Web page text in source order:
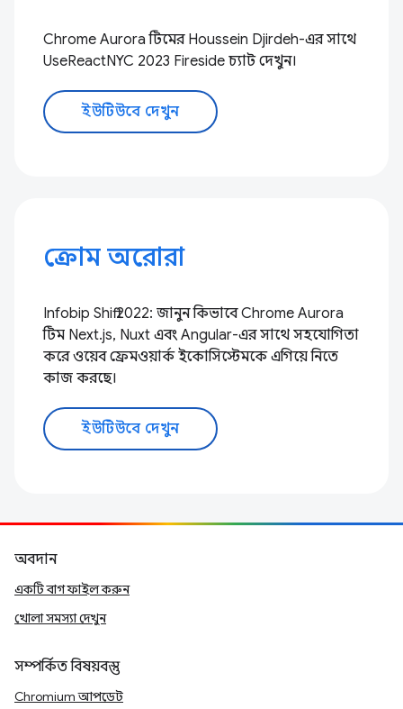
Chrome Aurora টিমের Houssein Djirdeh-এর সাথে
UseReactNYC 2023 Fireside চ্যাট দেখুন।
ইউটিউবে দেখুন
ক্রোম অরোরা
Infobip Shift 2022: জানুন কিভাবে Chrome Aurora
টিম Next.js, Nuxt এবং Angular-এর সাথে সহযোগিতা
করে ওয়েব ফ্রেমওয়ার্ক ইকোসিস্টেমকে এগিয়ে নিতে
কাজ করছে।
ইউটিউবে দেখুন
অবদান
একটি বাগ ফাইল করুন
খোলা সমস্যা দেখুন
সম্পর্কিত বিষয়বস্তু
Chromium আপডেট